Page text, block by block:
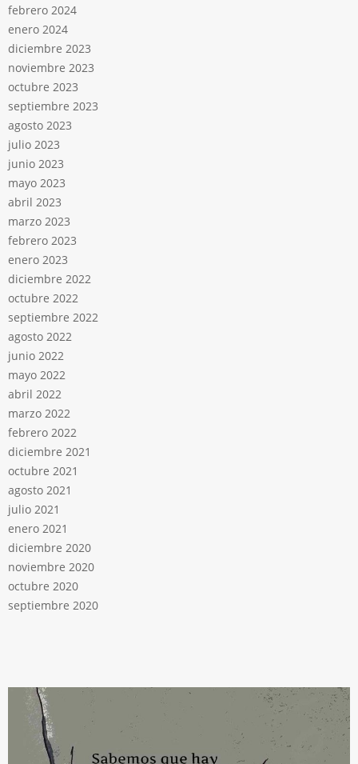
febrero 2024
enero 2024
diciembre 2023
noviembre 2023
octubre 2023
septiembre 2023
agosto 2023
julio 2023
junio 2023
mayo 2023
abril 2023
marzo 2023
febrero 2023
enero 2023
diciembre 2022
octubre 2022
septiembre 2022
agosto 2022
junio 2022
mayo 2022
abril 2022
marzo 2022
febrero 2022
diciembre 2021
octubre 2021
agosto 2021
julio 2021
enero 2021
diciembre 2020
noviembre 2020
octubre 2020
septiembre 2020